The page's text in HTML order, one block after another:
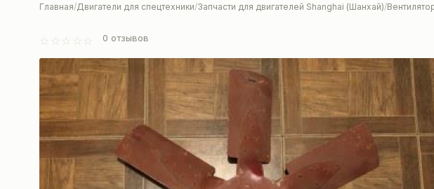
Главная Двигатели для спецтехники Запчасти для двигателей Shanghai (Шанхай)
0 отзывов